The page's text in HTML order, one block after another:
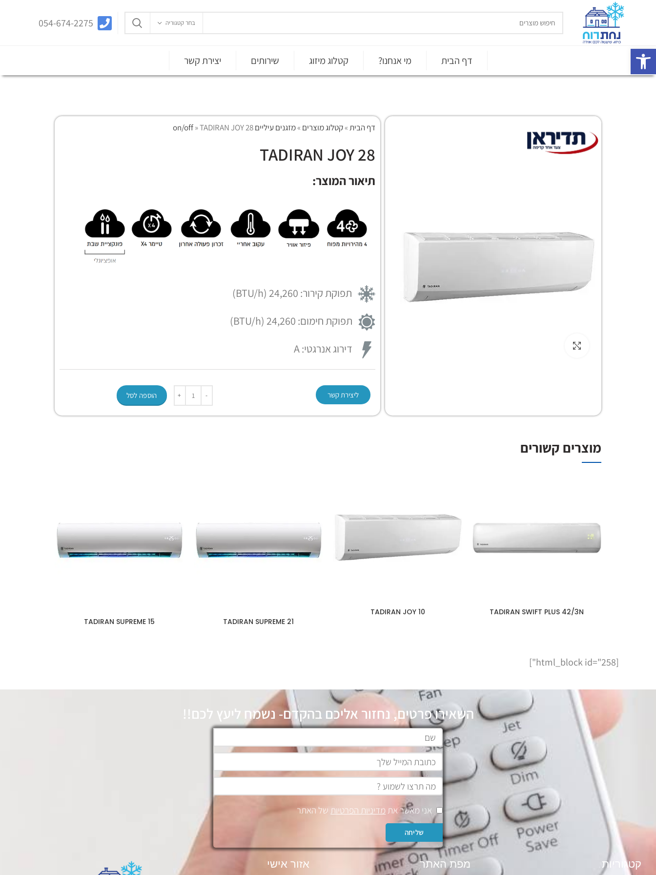
בחר קטגוריה 054-674-2275
דף הבית מי אנחנו? קטלוג מיזוג שירותים יצירת קשר
דף הבית»קטלוג מוצרים »מזגנים עיליים on/off »TADIRAN JOY 28
TADIRAN JOY 28
תיאור המוצר:
תפוקת קירור: 24,260 (BTU/h)
תפוקת חימום: 24,260 (BTU/h)
דירוג אנרגטי: A
ליצירת קשר הוספה לסל
מוצרים קשורים
TADIRAN SWIFT PLUS 42/3N
TADIRAN JOY 10
TADIRAN SUPREME 21
TADIRAN SUPREME 15
[html_block id="258"]
השאירו פרטים, נחזור אליכם בהקדם- נשמח ליעץ לכם!!
אני מאשר את מדיניות הפרטיותשל האתר
שליחה
קטגוריות מפת האתר אזור אישי
פתח סרגל נגישות